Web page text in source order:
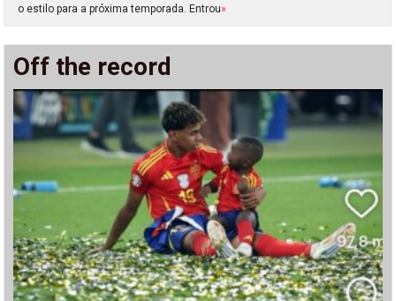
o estilo para a próxima temporada. Entrou»
Off the record